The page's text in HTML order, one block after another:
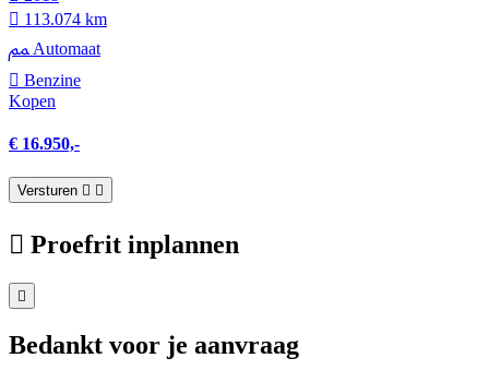
113.074 km
Automaat
Benzine
Kopen
€ 16.950,-
Versturen
Proefrit inplannen
Bedankt voor je aanvraag